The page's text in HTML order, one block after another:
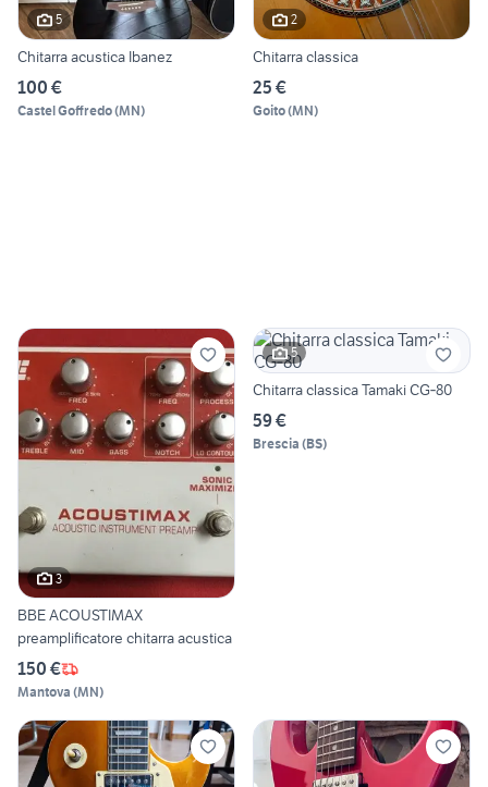
5
Chitarra acustica Ibanez
100 €
Castel Goffredo(MN)
2
Chitarra classica
25 €
Goito(MN)
3
BBE ACOUSTIMAX
preamplificatore chitarra acustica
150 €
Mantova (MN)
5
Chitarra classica Tamaki CG‑80
59 €
Brescia (BS)